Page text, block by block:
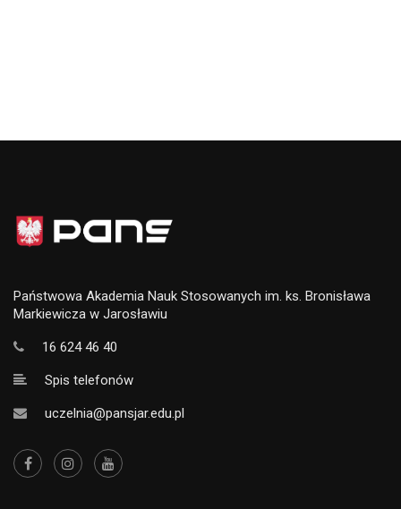
Państwowa Akademia Nauk Stosowanych im. ks. Bronisława
Markiewicza w Jarosławiu
16 624 46 40
Spis telefonów
uczelnia@pansjar.edu.pl